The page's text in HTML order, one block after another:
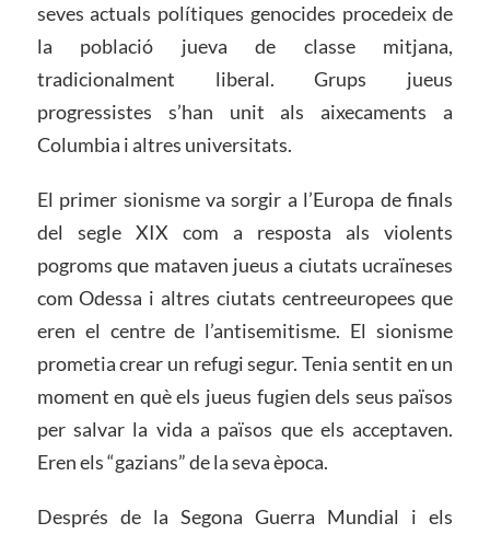
seves actuals polítiques genocides procedeix de
la població jueva de classe mitjana,
tradicionalment liberal. Grups jueus
progressistes s’han unit als aixecaments a
Columbia i altres universitats.
El primer sionisme va sorgir a l’Europa de finals
del segle XIX com a resposta als violents
pogroms que mataven jueus a ciutats ucraïneses
com Odessa i altres ciutats centreeuropees que
eren el centre de l’antisemitisme. El sionisme
prometia crear un refugi segur. Tenia sentit en un
moment en què els jueus fugien dels seus països
per salvar la vida a països que els acceptaven.
Eren els “gazians” de la seva època.
Després de la Segona Guerra Mundial i els